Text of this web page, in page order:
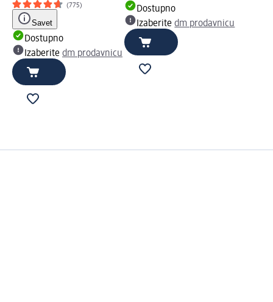
(775)
Savet
Dostupno
Izaberite dm prodavnicu
Dostupno
Izaberitedm prodavnicu